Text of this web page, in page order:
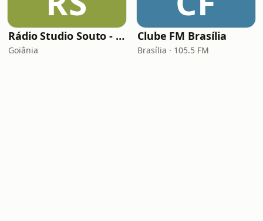
Rádio Studio Souto - Sertaneja
Goiânia
Clube FM Brasília
Brasília · 105.5 FM